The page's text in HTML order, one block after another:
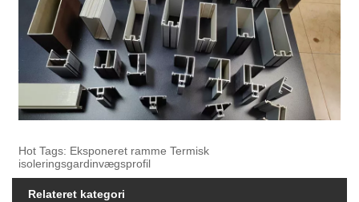
Hot Tags: Eksponeret ramme Termisk
isoleringsgardinvægsprofil
Relateret kategori